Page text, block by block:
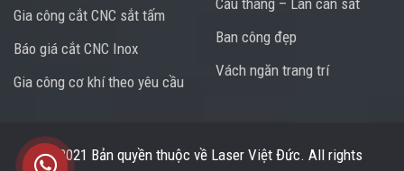
Gia công cắt CNC sắt tấm
Báo giá cắt CNC Inox
Gia công cơ khí theo yêu cầu
Cầu thang – Lan can sắt
Ban công đẹp
Vách ngăn trang trí
© 2021 Bản quyền thuộc về Laser Việt Đức. All rights
Trung tâm hỗ trợ